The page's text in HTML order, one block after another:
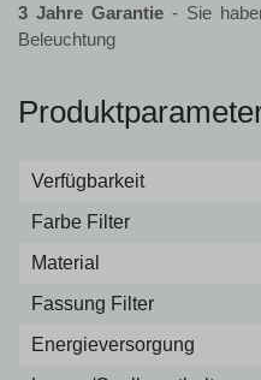
3 Jahre Garantie - Sie
Beleuchtung
Verfügbarkeit
Farbe Filter
Material
Fassung Filter
Energieversorgung